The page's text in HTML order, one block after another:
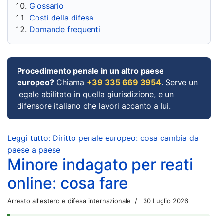
Glossario
Costi della difesa
Domande frequenti
Procedimento penale in un altro paese
europeo? Chiama +39 335 669 3954. Serve un
legale abilitato in quella giurisdizione, e un
difensore italiano che lavori accanto a lui.
Leggi tutto: Diritto penale europeo: cosa cambia da
paese a paese
Minore indagato per reati
online: cosa fare
Arresto all'estero e difesa internazionale 30 Luglio 2026